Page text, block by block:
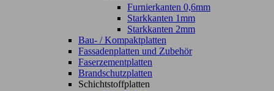
Furnierkanten 0,6mm
Starkkanten 1mm
Starkkanten 2mm
Bau- / Kompaktplatten
Fassadenplatten und Zubehör
Faserzementplatten
Brandschutzplatten
Schichtstoffplatten